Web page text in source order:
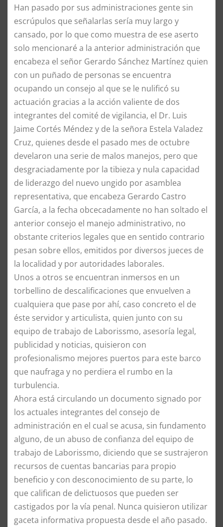
Han pasado por sus administraciones gente sin
escrúpulos que señalarlas sería muy largo y
cansado, por lo que como muestra de ese aserto
solo mencionaré a la anterior administración que
encabeza el señor Gerardo Sánchez Martínez quien
con un puñado de personas se encuentra
ocupando un consejo al que se le nulificó su
actuación gracias a la acción valiente de dos
integrantes del comité de vigilancia, el Dr. Luis
Jaime Cortés Méndez y de la señora Estela Valadez
Cruz, quienes desde el pasado mes de octubre
develaron una serie de malos manejos, pero que
desgraciadamente por la tibieza y nula capacidad
de liderazgo del nuevo ungido por asamblea
representativa, que encabeza Gerardo Castro
García, a la fecha obcecadamente no han soltado el
anterior consejo el manejo administrativo, no
obstante criterios legales que en sentido contrario
pesan sobre ellos, emitidos por diversos jueces de
la localidad y por autoridades laborales.
Unos a otros se encuentran inmersos en un
torbellino de descalificaciones que envuelven a
cualquiera que pase por ahí, caso concreto el de
éste servidor y articulista, quien junto con su
equipo de trabajo de Laborissmo, asesoría legal,
publicidad y noticias, quisieron con
profesionalismo mejores puertos para este barco
que naufraga y no perdiera el rumbo en la
turbulencia.
Ahora está circulando un documento signado por
los actuales integrantes del consejo de
administración en el cual se acusa, sin fundamento
alguno, de un abuso de confianza del equipo de
trabajo de Laborissmo, diciendo que se sustrajeron
recursos de cuentas bancarias para propio
beneficio y con desconocimiento de su parte, lo
que califican de delictuosos que pueden ser
castigados por la vía penal. Nunca quisieron utilizar
gaceta informativa propuesta desde el año pasado.